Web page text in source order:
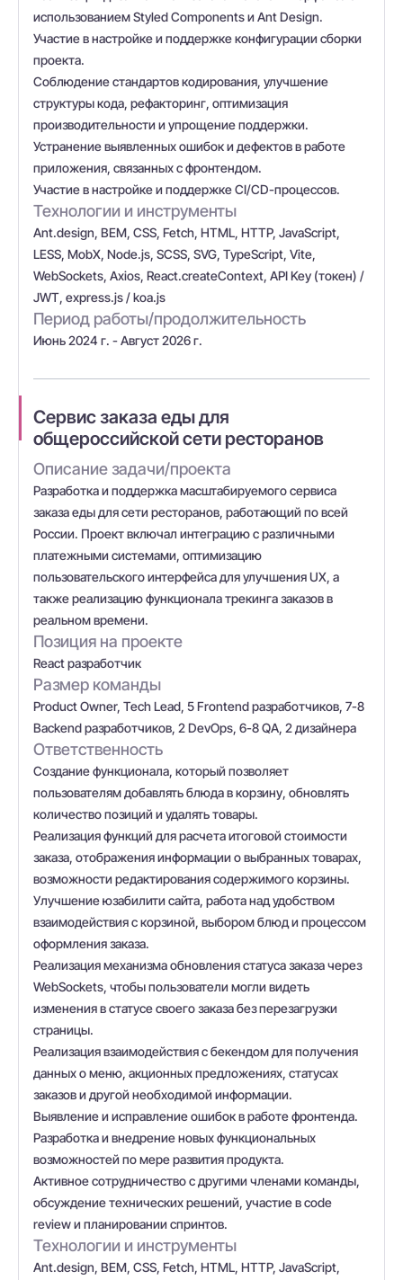
использованием Styled Components и Ant Design.
Участие в настройке и поддержке конфигурации сборки
проекта.
Соблюдение стандартов кодирования, улучшение
структуры кода, рефакторинг, оптимизация
производительности и упрощение поддержки.
Устранение выявленных ошибок и дефектов в работе
приложения, связанных с фронтендом.
Участие в настройке и поддержке CI/CD-процессов.
Технологии и инструменты
Ant.design, BEM, CSS, Fetch, HTML, HTTP, JavaScript,
LESS, MobX, Node.js, SCSS, SVG, TypeScript, Vite,
WebSockets, Axios, React.createContext, API Key (токен) /
JWT, express.js / koa.js
Период работы/продолжительность
Июнь 2024 г. - Август 2026 г.
Сервис заказа еды для
общероссийской сети ресторанов
Описание задачи/проекта
Разработка и поддержка масштабируемого сервиса
заказа еды для сети ресторанов, работающий по всей
России. Проект включал интеграцию с различными
платежными системами, оптимизацию
пользовательского интерфейса для улучшения UX, а
также реализацию функционала трекинга заказов в
реальном времени.
Позиция на проекте
React разработчик
Размер команды
Product Owner, Tech Lead, 5 Frontend разработчиков, 7-8
Backend разработчиков, 2 DevOps, 6-8 QA, 2 дизайнера
Ответственность
Создание функционала, который позволяет
пользователям добавлять блюда в корзину, обновлять
количество позиций и удалять товары.
Реализация функций для расчета итоговой стоимости
заказа, отображения информации о выбранных товарах,
возможности редактирования содержимого корзины.
Улучшение юзабилити сайта, работа над удобством
взаимодействия с корзиной, выбором блюд и процессом
оформления заказа.
Реализация механизма обновления статуса заказа через
WebSockets, чтобы пользователи могли видеть
изменения в статусе своего заказа без перезагрузки
страницы.
Реализация взаимодействия с бекендом для получения
данных о меню, акционных предложениях, статусах
заказов и другой необходимой информации.
Выявление и исправление ошибок в работе фронтенда.
Разработка и внедрение новых функциональных
возможностей по мере развития продукта.
Активное сотрудничество с другими членами команды,
обсуждение технических решений, участие в code
review и планировании спринтов.
Технологии и инструменты
Ant.design, BEM, CSS, Fetch, HTML, HTTP, JavaScript,